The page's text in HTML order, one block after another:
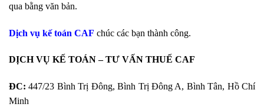
qua bằng văn bản.
Dịch vụ kế toán CAF chúc các bạn thành công.
DỊCH VỤ KẾ TOÁN – TƯ VẤN THUẾ CAF
ĐC: 447/23 Bình Trị Đông, Bình Trị Đông A, Bình Tân, Hồ Chí
Minh